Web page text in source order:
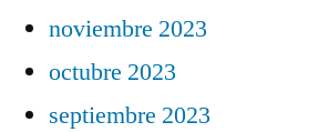
noviembre 2023
octubre 2023
septiembre 2023